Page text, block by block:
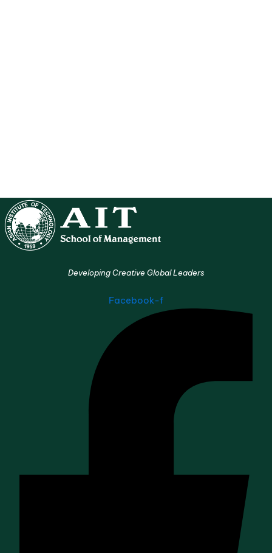
Developing Creative Global Leaders
Facebook-f